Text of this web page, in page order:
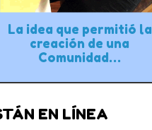
La idea que permitió la
creación de una
Comunidad…
EN LÍNEA